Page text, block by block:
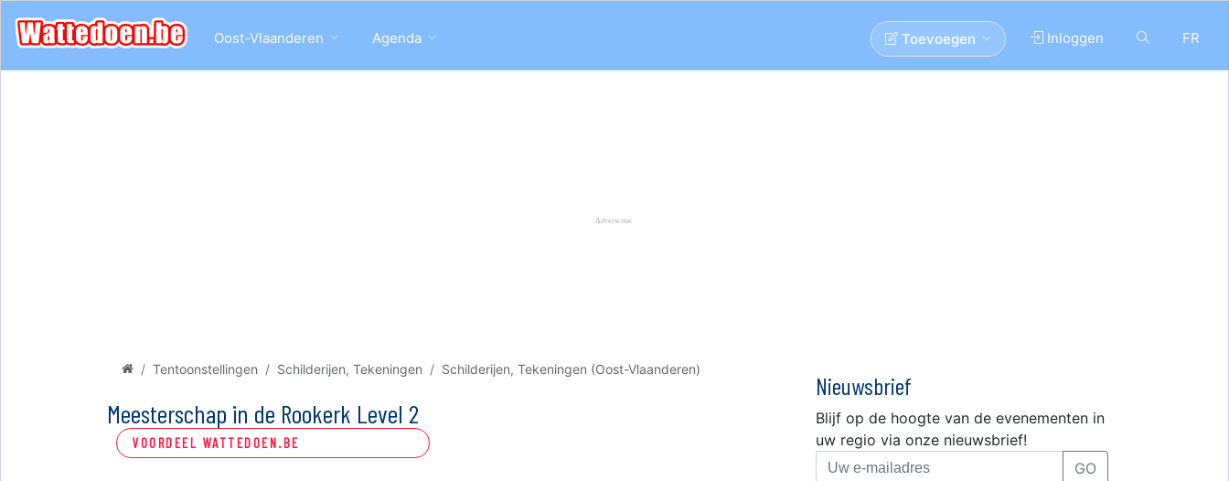
Oost-Vlaanderen Agenda FR
Inloggen
Toevoegen
Tentoonstellingen Schilderijen, Tekeningen Schilderijen, Tekeningen (Oost-Vlaanderen)
Meesterschap in de Rookerk Level 2
VOORDEEL WATTEDOEN.BE
Nieuwsbrief
Blijf op de hoogte van de evenementen in
uw regio via onze nieuwsbrief!
GO